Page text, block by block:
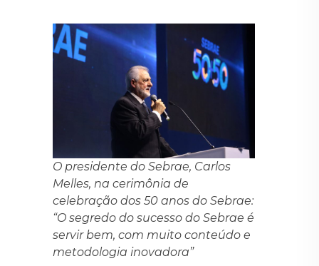
O presidente do Sebrae, Carlos
Melles, na cerimônia de
celebração dos 50 anos do Sebrae:
“O segredo do sucesso do Sebrae é
servir bem, com muito conteúdo e
metodologia inovadora”